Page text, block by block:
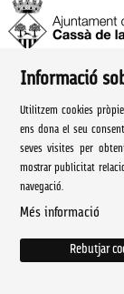
Rambla Onze de
Cassà de la Selva
Informació
Utilitzem cookies
ens dona el seu
seves visites per
mostrar publicitat
navegació.
Més informació
Rebutjar